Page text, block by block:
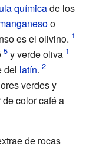
químicade los
o
es el olivino.
y verde oliva
del latín.
verdes y
color café a
de rocas